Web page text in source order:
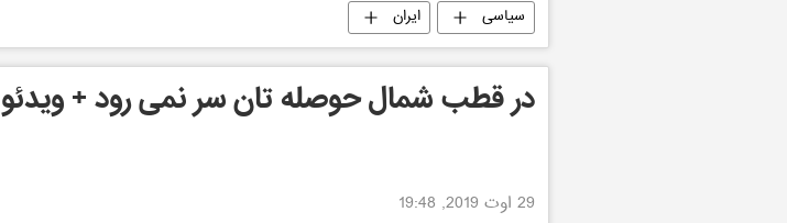
سیاسی ایران
در قطب شمال حوصله تان سر نمی رود + ویدئو
29 اوت 2019, 19:48